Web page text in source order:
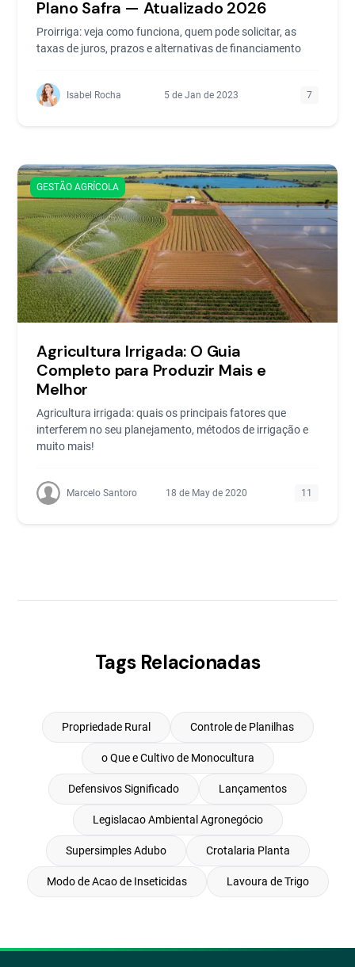
Plano Safra — Atualizado 2026
Proirriga: veja como funciona, quem pode solicitar, as
taxas de juros, prazos e alternativas de financiamento
Isabel Rocha 5 de Jan de 2023 7
GESTÃO AGRÍCOLA
Agricultura Irrigada: O Guia
Completo para Produzir Mais e
Melhor
Agricultura irrigada: quais os principais fatores que
interferem no seu planejamento, métodos de irrigação e
muito mais!
Marcelo Santoro 18 de May de 2020 11
Tags Relacionadas
Propriedade Rural Controle de Planilhas
o Que e Cultivo de Monocultura
Defensivos Significado Lançamentos
Legislacao Ambiental Agronegócio
Supersimples Adubo Crotalaria Planta
Modo de Acao de Inseticidas Lavoura de Trigo